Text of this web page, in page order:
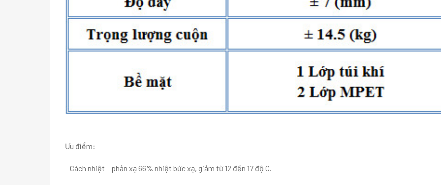
Ưu điểm:
– Cách nhiệt – phản xạ 66% nhiệt bức xạ, giảm từ 12 đến 17 độ C.